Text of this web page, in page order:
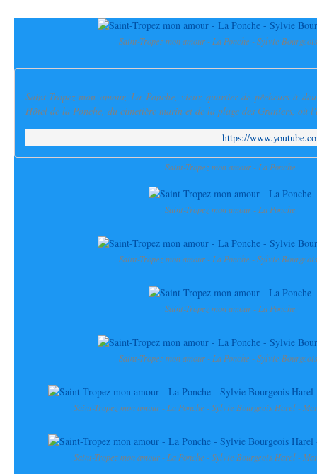
Saint-Tropez mon amour - La Ponche - Sylvie
Saint-Tropez mon amour, La Ponche, vieux quartier de pêcheurs à
Hôtel de la Ponche, du cimetière marin et de la plage des Graniers, où
https://
Saint-Tropez mon amour - La Ponche
Saint-Tropez mon amour - La Ponche
Saint-Tropez mon amour - La Ponche - Sylvie
Saint-Tropez mon amour - La Ponche
Saint-Tropez mon amour - La Ponche - Sylvie
Saint-Tropez mon amour - La Ponche - Sylvie Bourgeois Harel -
Saint-Tropez mon amour - La Ponche - Sylvie Bourgeois Harel -